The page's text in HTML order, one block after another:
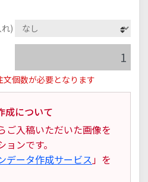
)
個数が必要となります
成について
ご入稿いただいた画像を
ンです。
データ作成サービス」を